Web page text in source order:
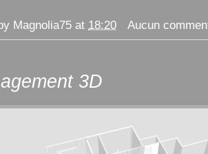
Magnolia75 at 18:20 Aucun
3D